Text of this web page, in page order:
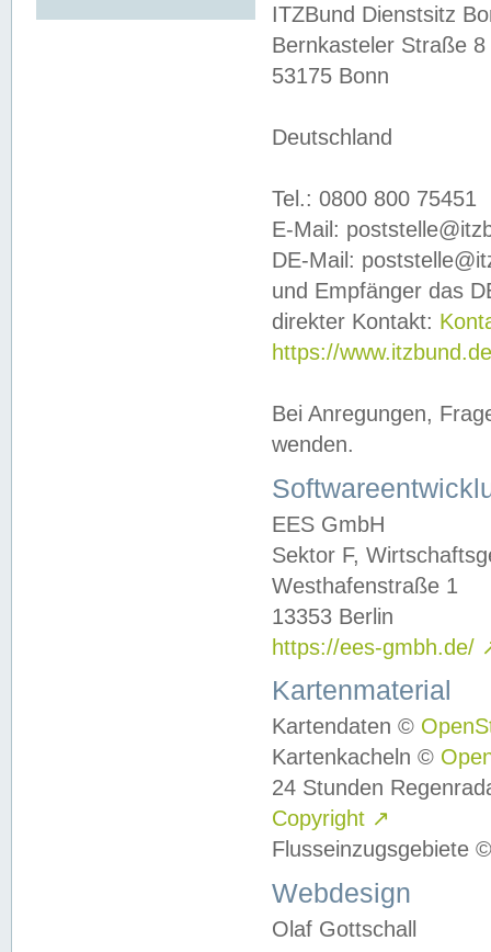
ITZBund Dienstsitz
Bernkasteler Straße 8
53175 Bonn
Deutschland
Tel.: 0800 800 75451
E-Mail:
DE-Mail:
und Empfänger das
direkter Kontakt:
https://
Bei Anregungen,
wenden.
EES GmbH
Sektor F,
Westhafenstraße 1
13353 Berlin
https://ees-gmbh.de/
Kartenmaterial
Kartendaten ©
Kartenkacheln ©
24 Stunden
Copyright ↗
Flusseinzugsgebiete
Webdesign
Olaf Gottschall